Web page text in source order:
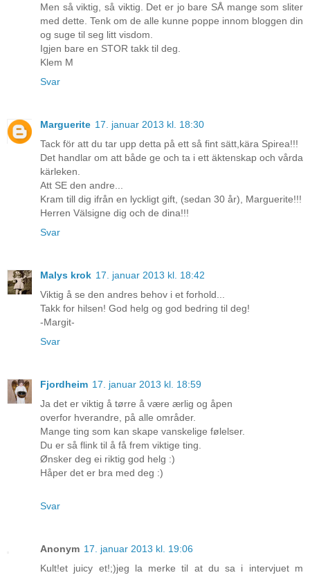
Men så viktig, så viktig. Det er jo bare SÅ mange som sliter
med dette. Tenk om de alle kunne poppe innom bloggen din
og suge til seg litt visdom.
Igjen bare en STOR takk til deg.
Klem M
Svar
Marguerite 17. januar 2013 kl. 18:30
Tack för att du tar upp detta på ett så fint sätt,kära Spirea!!!
Det handlar om att både ge och ta i ett äktenskap och vårda
kärleken.
Att SE den andre...
Kram till dig ifrån en lyckligt gift, (sedan 30 år), Marguerite!!!
Herren Välsigne dig och de dina!!!
Svar
Malys krok 17. januar 2013 kl. 18:42
Viktig å se den andres behov i et forhold...
Takk for hilsen! God helg og god bedring til deg!
-Margit-
Svar
Fjordheim 17. januar 2013 kl. 18:59
Ja det er viktig å tørre å være ærlig og åpen
overfor hverandre, på alle områder.
Mange ting som kan skape vanskelige følelser.
Du er så flink til å få frem viktige ting.
Ønsker deg ei riktig god helg :)
Håper det er bra med deg :)
Svar
Anonym 17. januar 2013 kl. 19:06
Kult!et juicy et!;)jeg la merke til at du sa i intervjuet m